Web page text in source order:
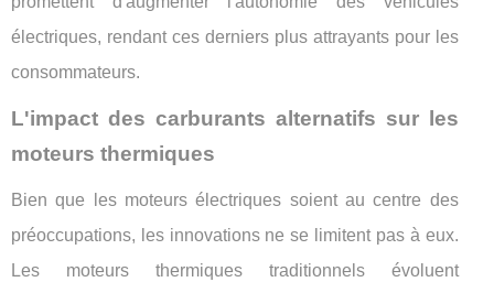
électriques, rendant ces derniers plus attrayants pour les
consommateurs.
L'impact des carburants alternatifs sur les
moteurs thermiques
Bien que les moteurs électriques soient au centre des
préoccupations, les innovations ne se limitent pas à eux.
Les moteurs thermiques traditionnels évoluent